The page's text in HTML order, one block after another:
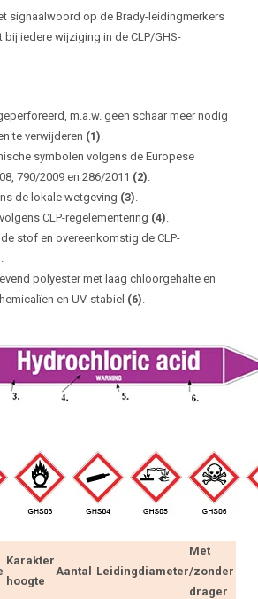
signaalwoord op de Brady-leidingmerkers
iedere wijziging in de CLP/GHS-
m.a.w. geen schaar meer nodig
te verwijderen (1).
symbolen volgens de Europese
790/2009 en 286/2011 (2).
de lokale wetgeving (3).
CLP-regelementering (4).
stof en overeenkomstig de CLP-
.
polyester met laag chloorgehalte en
en UV-stabiel (6).
Karakter
hoogte
Aantal Leidingdiameter
Met
/zonder
drager